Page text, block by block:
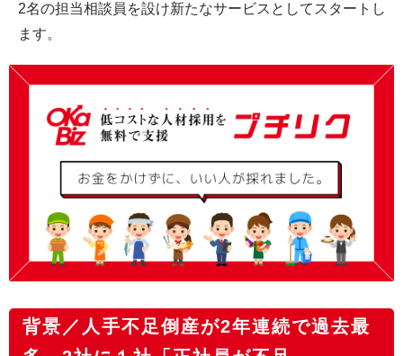
2名の担当相談員を設け新たなサービスとしてスタートし
ます。
背景／人手不足倒産が2年連続で過去最